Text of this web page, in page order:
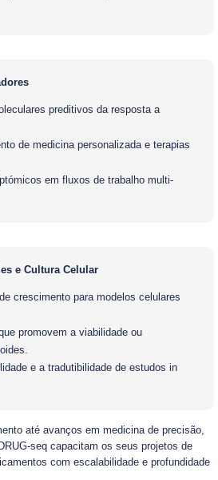
preditivos da resposta a
de medicina personalizada e terapias
em fluxos de trabalho multi-
e Cultura Celular
crescimento para modelos celulares
promovem a viabilidade ou
e a tradutibilidade de estudos in
até avanços em medicina de precisão,
seq capacitam os seus projetos de
com escalabilidade e profundidade